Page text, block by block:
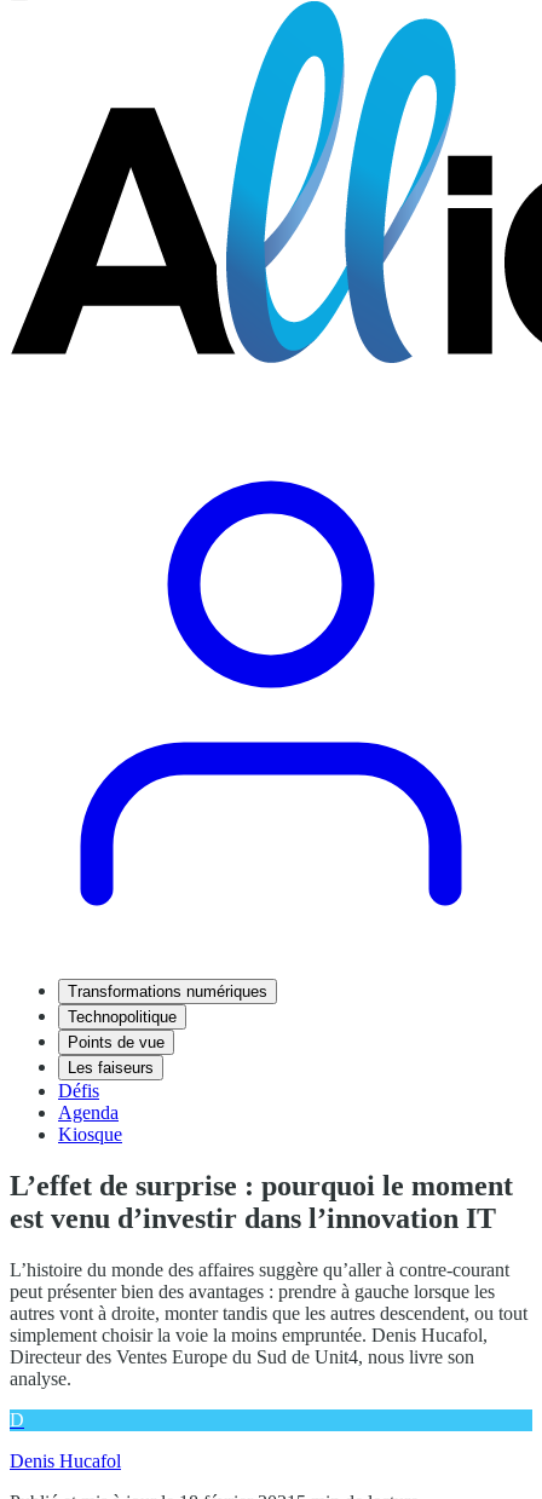
Transformations numériques
Technopolitique
Points de vue
Les faiseurs
Défis
Agenda
Kiosque
L’effet de surprise : pourquoi le moment
est venu d’investir dans l’innovation IT
L’histoire du monde des affaires suggère qu’aller à contre-courant
peut présenter bien des avantages : prendre à gauche lorsque les
autres vont à droite, monter tandis que les autres descendent, ou tout
simplement choisir la voie la moins empruntée. Denis Hucafol,
Directeur des Ventes Europe du Sud de Unit4, nous livre son
analyse.
D
Denis Hucafol